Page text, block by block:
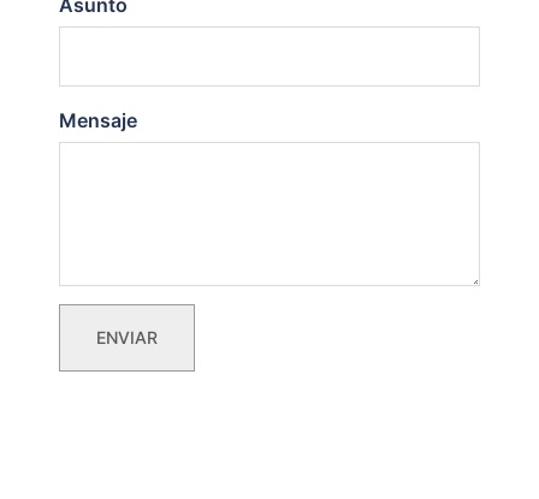
Asunto
Mensaje
ENVIAR